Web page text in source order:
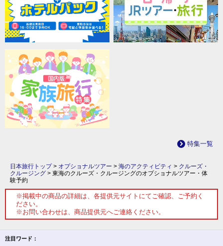
特集一覧
日本旅行トップ> オプショナルツアー > 海のアクティビティ > クルーズ・
クルージング > 東海のクルーズ・クルージングのオプショナルツアー・体
験予約
※掲載中の商品の詳細は、各提供元サイトにてご確認、ご予約く
ださい。
※お問い合わせは、商品提供元へご連絡ください。
注目ワード：